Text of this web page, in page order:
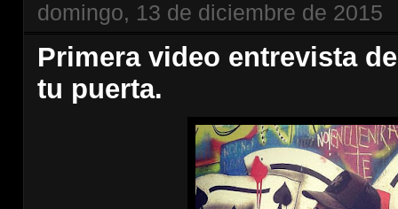
domingo, 13 de diciembre de 2015
Primera video entrevista
tu puerta.